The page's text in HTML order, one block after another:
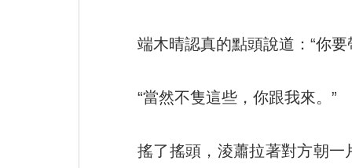
端木晴認真的點頭說道：“你
“當然不隻這些，你跟我來。”
搖了搖頭，淩蕭拉著對方朝